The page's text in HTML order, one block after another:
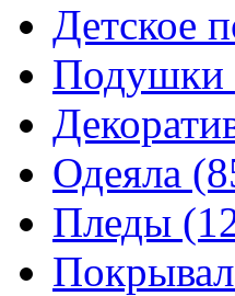
Детское
Подушки
Одеяла
Пледы